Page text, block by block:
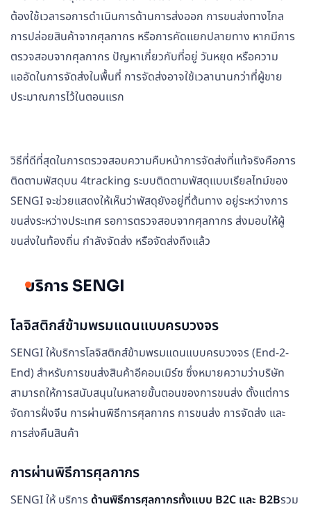
ต้องใช้เวลารอการดำเนินการด้านการส่งออก การขนส่งทางไกล
การปล่อยสินค้าจากศุลกากร หรือการคัดแยกปลายทาง หากมีการ
ตรวจสอบจากศุลกากร ปัญหาเกี่ยวกับที่อยู่ วันหยุด หรือความ
แออัดในการจัดส่งในพื้นที่ การจัดส่งอาจใช้เวลานานกว่าที่ผู้ขาย
ประมาณการไว้ในตอนแรก
วิธีที่ดีที่สุดในการตรวจสอบความคืบหน้าการจัดส่งที่แท้จริงคือการ
ติดตามพัสดุบน 4tracking ระบบติดตามพัสดุแบบเรียลไทม์ของ
SENGI จะช่วยแสดงให้เห็นว่าพัสดุยังอยู่ที่ต้นทาง อยู่ระหว่างการ
ขนส่งระหว่างประเทศ รอการตรวจสอบจากศุลกากร ส่งมอบให้ผู้
ขนส่งในท้องถิ่น กำลังจัดส่ง หรือจัดส่งถึงแล้ว
บริการ SENGI
โลจิสติกส์ข้ามพรมแดนแบบครบวงจร
SENGI ให้บริการโลจิสติกส์ข้ามพรมแดนแบบครบวงจร (End-2-
End) สำหรับการขนส่งสินค้าอีคอมเมิร์ซ ซึ่งหมายความว่าบริษัท
สามารถให้การสนับสนุนในหลายขั้นตอนของการขนส่ง ตั้งแต่การ
จัดการฝั่งจีน การผ่านพิธีการศุลกากร การขนส่ง การจัดส่ง และ
การส่งคืนสินค้า
การผ่านพิธีการศุลกากร
SENGI ให้ บริการด้านพิธีการศุลกากรทั้งแบบ B2C และ B2Bรวม